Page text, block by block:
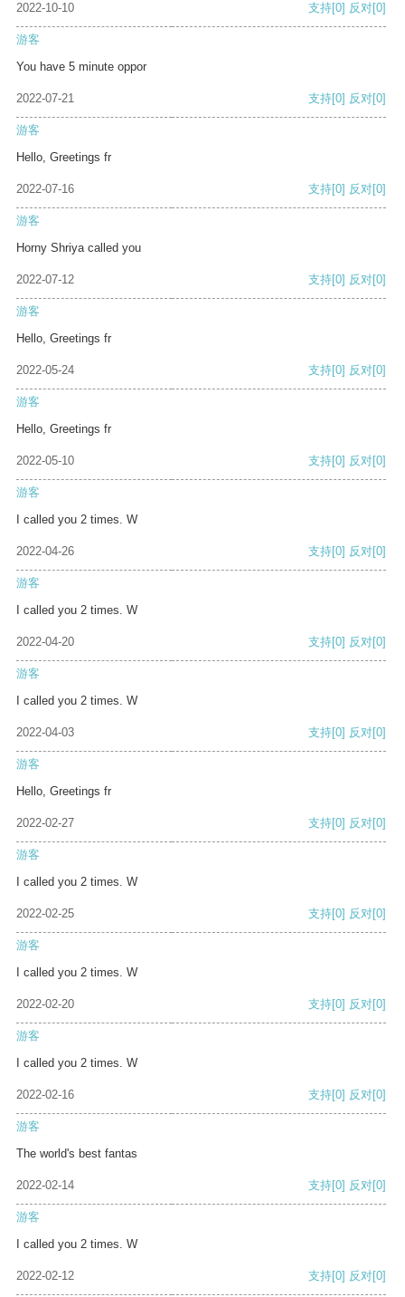
2022-10-10 支持[0] 反对[0]
游客
You have 5 minute oppor
2022-07-21 支持[0] 反对[0]
游客
Hello, Greetings fr
2022-07-16 支持[0] 反对[0]
游客
Horny Shriya called you
2022-07-12 支持[0] 反对[0]
游客
Hello, Greetings fr
2022-05-24 支持[0] 反对[0]
游客
Hello, Greetings fr
2022-05-10 支持[0] 反对[0]
游客
I called you 2 times. W
2022-04-26 支持[0] 反对[0]
游客
I called you 2 times. W
2022-04-20 支持[0] 反对[0]
游客
I called you 2 times. W
2022-04-03 支持[0] 反对[0]
游客
Hello, Greetings fr
2022-02-27 支持[0] 反对[0]
游客
I called you 2 times. W
2022-02-25 支持[0] 反对[0]
游客
I called you 2 times. W
2022-02-20 支持[0] 反对[0]
游客
I called you 2 times. W
2022-02-16 支持[0] 反对[0]
游客
The world's best fantas
2022-02-14 支持[0] 反对[0]
游客
I called you 2 times. W
2022-02-12 支持[0] 反对[0]